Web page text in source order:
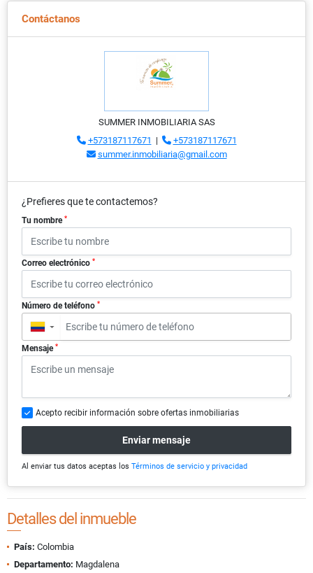
Contáctanos
SUMMER INMOBILIARIA SAS
+573187117671 |
+573187117671
summer.inmobiliaria@gmail.com
¿Prefieres que te contactemos?
Tu nombre *
Correo electrónico *
Número de teléfono *
▼
Mensaje *
Acepto recibir información sobre ofertas inmobiliarias
Enviar mensaje
Al enviar tus datos aceptas los Términos de servicio y privacidad
Detalles del inmueble
País: Colombia
Departamento: Magdalena